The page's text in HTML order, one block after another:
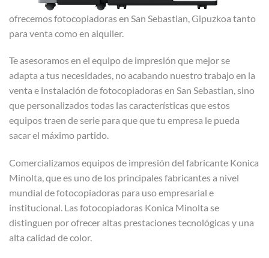
ofrecemos fotocopiadoras en San Sebastian, Gipuzkoa tanto
para venta como en alquiler.
Te asesoramos en el equipo de impresión que mejor se
adapta a tus necesidades, no acabando nuestro trabajo en la
venta e instalación de fotocopiadoras en San Sebastian, sino
que personalizados todas las características que estos
equipos traen de serie para que que tu empresa le pueda
sacar el máximo partido.
Comercializamos equipos de impresión del fabricante Konica
Minolta, que es uno de los principales fabricantes a nivel
mundial de fotocopiadoras para uso empresarial e
institucional. Las fotocopiadoras Konica Minolta se
distinguen por ofrecer altas prestaciones tecnológicas y una
alta calidad de color.